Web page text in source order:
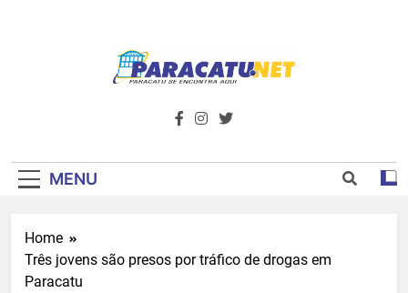
Paracatu.net –
Notícias E
Primeiro Do
além de tudo sobre esportes e
MENU
Home
Três jovens são presos por tráfico de drogas em
Paracatu